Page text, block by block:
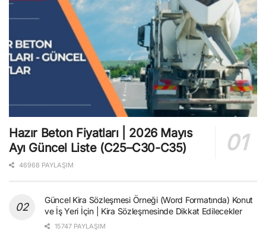
Hazır Beton Fiyatları | 2026 Mayıs
Ayı Güncel Liste (C25–C30-C35)
46968 PAYLAŞIM
Güncel Kira Sözleşmesi Örneği (Word Formatında) Konut
ve İş Yeri İçin | Kira Sözleşmesinde Dikkat Edilecekler
15747 PAYLAŞIM